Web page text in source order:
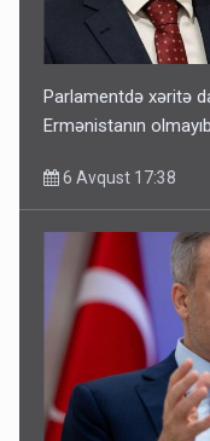
Parlamentdə xəritə
Ermənistanın olmayıb
6 Avqust 17:38